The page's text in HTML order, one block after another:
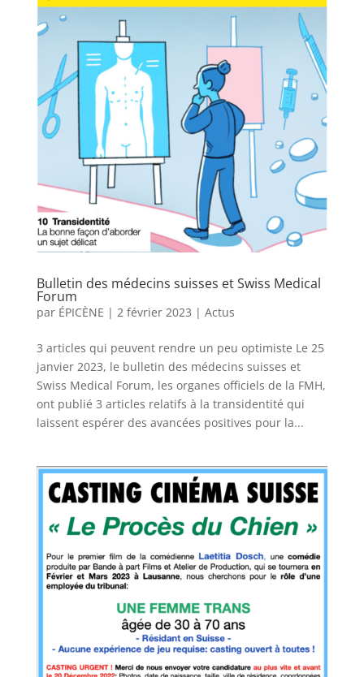
Bulletin des médecins suisses et Swiss Medical
Forum
par ÉPICÈNE | 2 février 2023 | Actus
3 articles qui peuvent rendre un peu optimiste Le 25
janvier 2023, le bulletin des médecins suisses et
Swiss Medical Forum, les organes officiels de la FMH,
ont publié 3 articles relatifs à la transidentité qui
laissent espérer des avancées positives pour la...